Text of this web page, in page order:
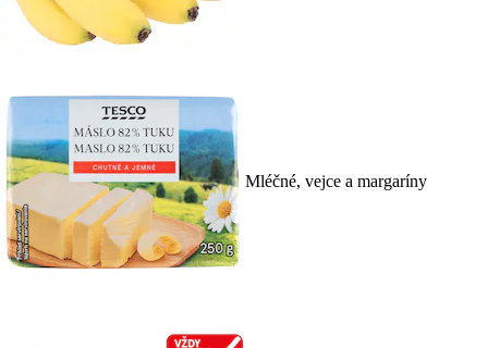
Mléčné, vejce a margaríny